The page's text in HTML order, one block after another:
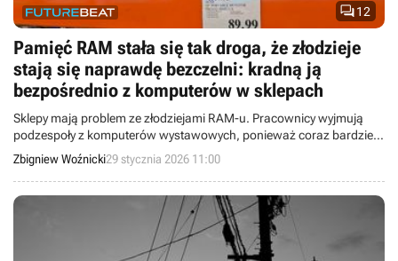
12
Pamięć RAM stała się tak droga, że złodzieje
stają się naprawdę bezczelni: kradną ją
bezpośrednio z komputerów w sklepach
Sklepy mają problem ze złodziejami RAM-u. Pracownicy wyjmują
podzespoły z komputerów wystawowych, ponieważ coraz bardziej
zuchwali oszuści kradną je, co rejestrują kamery.
Zbigniew Woźnicki29 stycznia 2026 11:00